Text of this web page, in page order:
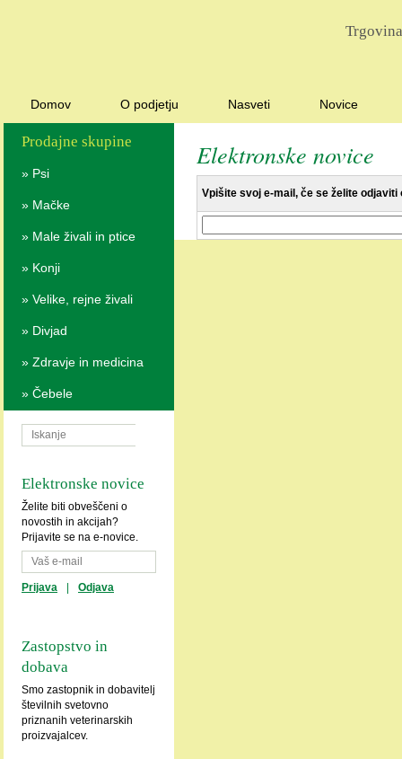
Domov O podjetju Nasveti Novice
Prodajne skupine
» Psi
» Mačke
» Male živali in ptice
» Konji
» Velike, rejne živali
» Divjad
» Zdravje in medicina
» Čebele
Elektronske novice
Želite biti obveščeni o
novostih in akcijah?
Prijavite se na e-novice.
Prijava Odjava
Zastopstvo in
dobava
Smo zastopnik in dobavitelj
številnih svetovno
priznanih veterinarskih
proizvajalcev.
Elektronske novice
Vpišite svoj e-mail, če se želite